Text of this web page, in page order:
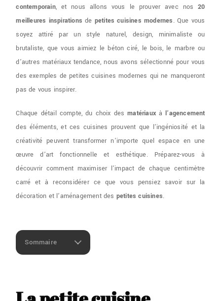
contemporain, et nous allons vous le prouver avec nos20
meilleures inspirations de petites cuisines modernes. Que vous
soyez attiré par un style naturel, design, minimaliste ou
brutaliste, que vous aimiez le béton ciré, le bois, le marbre ou
d’autres matériaux tendance, nous avons sélectionné pour vous
des exemples de petites cuisines modernes qui ne manqueront
pas de vous inspirer.
Chaque détail compte, du choix desmatériaux àl’agencement
des éléments, et ces cuisines prouvent que l’ingéniosité et la
créativité peuvent transformer n’importe quel espace en une
œuvre d’art fonctionnelle et esthétique. Préparez-vous à
découvrir comment maximiser l’impact de chaque centimètre
carré et à reconsidérer ce que vous pensiez savoir sur la
décoration et l’aménagement des petites cuisines.
Sommaire